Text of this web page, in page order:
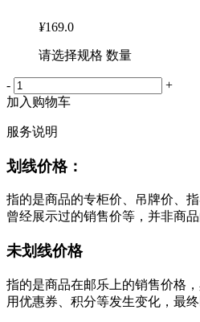
¥169.0
请选择规格 数量
-
+
加入购物车
服务说明
划线价格：
指的是商品的专柜价、吊牌价、
曾经展示过的销售价等，并非商
未划线价格
指的是商品在邮乐上的销售价格
用优惠券、积分等发生变化，最